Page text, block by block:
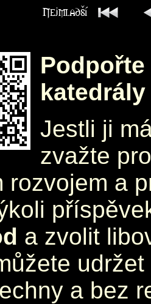
katedrály
Jestli ji
zvažte
rozvojem a
a zvolit
a bez